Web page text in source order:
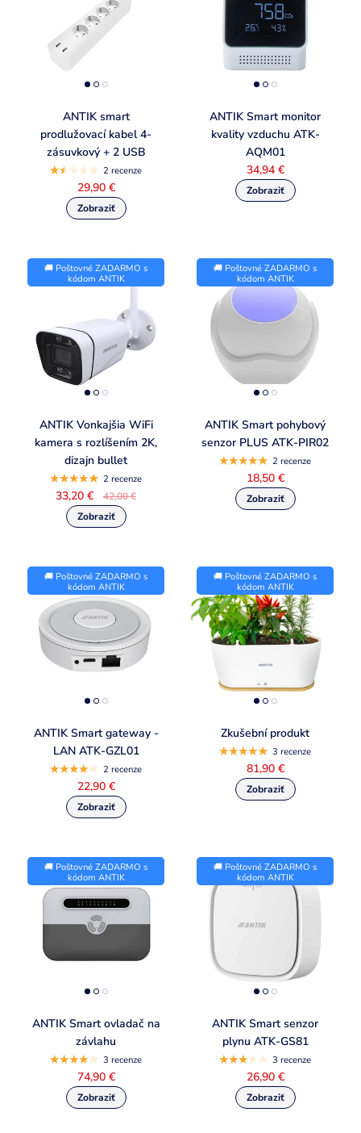
ANTIK smart
prodlužovací kabel 4-
zásuvkový + 2 USB
2 recenze
29,90 €
ANTIK Smart monitor
kvality vzduchu ATK-
AQM01
34,94 €
🚚 Poštovné ZADARMO s
kódom ANTIK
ANTIK Vonkajšia WiFi
kamera s rozlíšením 2K,
dizajn bullet
2 recenze
33,20 € 42,00 €
🚚 Poštovné ZADARMO s
kódom ANTIK
ANTIK Smart pohybový
senzor PLUS ATK-PIR02
2 recenze
18,50 €
🚚 Poštovné ZADARMO s
kódom ANTIK
ANTIK Smart gateway -
LAN ATK-GZL01
2 recenze
22,90 €
🚚 Poštovné ZADARMO s
kódom ANTIK
Zkušební produkt
3 recenze
81,90 €
🚚 Poštovné ZADARMO s
kódom ANTIK
ANTIK Smart ovladač na
závlahu
3 recenze
74,90 €
🚚 Poštovné ZADARMO s
kódom ANTIK
ANTIK Smart senzor
plynu ATK-GS81
3 recenze
26,90 €